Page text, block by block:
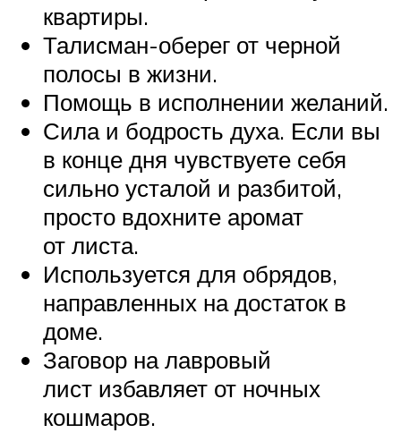
квартиры.
Талисман-оберег от черной
полосы в жизни.
Помощь в исполнении желаний.
Сила и бодрость духа. Если вы
в конце дня чувствуете себя
сильно усталой и разбитой,
просто вдохните аромат
от листа.
Используется для обрядов,
направленных на достаток в
доме.
Заговор на лавровый
лист избавляет от ночных
кошмаров.